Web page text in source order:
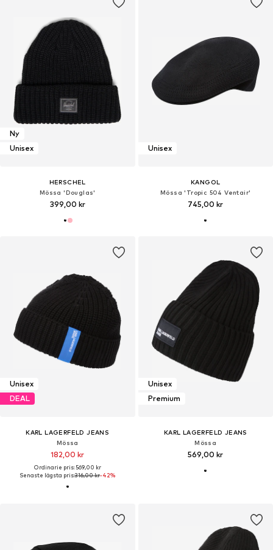
Ny
Unisex
HERSCHEL
Mössa 'Douglas'
399,00 kr
Unisex
KANGOL
Mössa 'Tropic 504 Ventair'
745,00 kr
Unisex
DEAL
KARL LAGERFELD JEANS
Mössa
182,00 kr
Ordinarie pris: 569,00 kr
Senaste lägsta pris:316,00 kr-42%
Unisex
Premium
KARL LAGERFELD JEANS
Mössa
569,00 kr